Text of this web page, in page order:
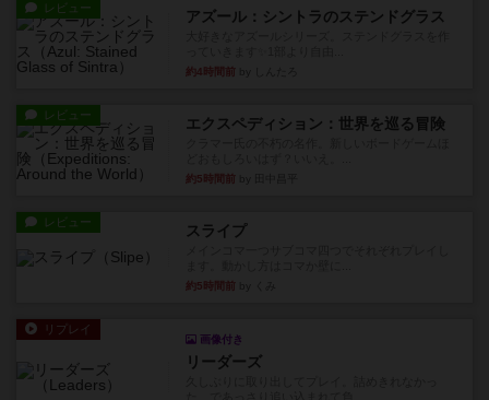
レビュー アズール：シントラのステンドグラス
約4時間前
レビュー エクスペディション：世界を巡る冒険
約5時間前
レビュー スライプ
約5時間前
リプレイ
画像付き
リーダーズ